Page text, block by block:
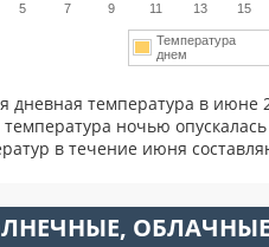
5 7 9 11 13 15
Температура
днем
дневная температура в июне
ночью
в течение июня